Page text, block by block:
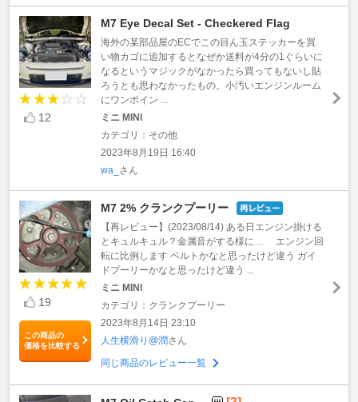
12
M7 Eye Decal Set - Checkered Flag
海外の某部品屋のECでこの目ん玉ステッカーを買
い物カゴに追加するとなぜか送料が4分の1ぐらいに
なるというマジックがなかったら買ってもないし貼
ろうとも思わなかったもの。小汚いエンジンルーム
にワンポイン ...
ミニ MINI
カテゴリ：その他
2023年8月19日 16:40
wa_ さん
19
この商品の
価格を比較する
M7 2% クランクプーリー
【再レビュー】(2023/08/14) ある日エンジン掛ける
とキュルキュル？金属音がする様に… エンジン回
転に比例します ベルトかなと思ったけど違う ガイ
ドプーリーかなと思ったけど違う ...
ミニ MINI
カテゴリ：クランクプーリー
2023年8月14日 23:10
人生横滑り@潤さん
同じ商品のレビュー一覧